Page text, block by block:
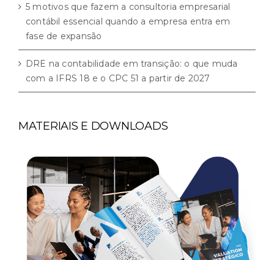
5 motivos que fazem a consultoria empresarial
contábil essencial quando a empresa entra em
fase de expansão
DRE na contabilidade em transição: o que muda
com a IFRS 18 e o CPC 51 a partir de 2027
MATERIAIS E DOWNLOADS